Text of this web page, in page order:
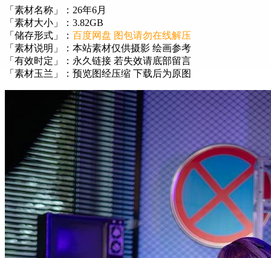
「素材名称」：26年6月
「素材大小」：3.82GB
「储存形式」： 百度网盘 图包请勿在线解压
「素材说明」：本站素材仅供摄影 绘画参考
「有效时定」：永久链接 若失效请底部留言
「素材玉兰」：预览图经压缩 下载后为原图